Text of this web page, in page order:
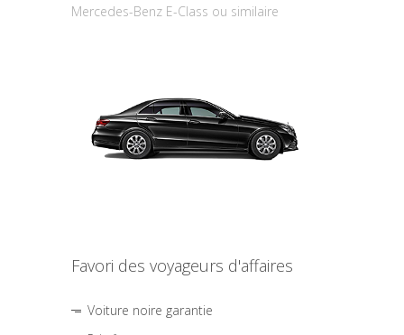
Mercedes-Benz E-Class ou similaire
Favori des voyageurs d'affaires
Voiture noire garantie